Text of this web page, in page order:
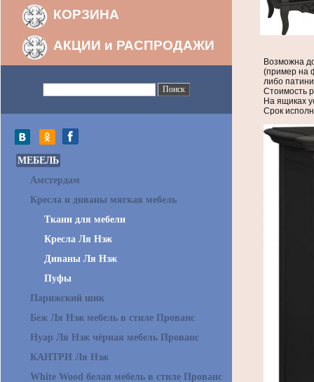
КОРЗИНА
АКЦИИ и РАСПРОДАЖИ
МЕБЕЛЬ
Амстердам
Кресла и диваны мягкая мебель
Ткани для мебели
Кресла Ля Нэж
Диваны Ля Нэж
Пуфы
Парижский шик
Беж Ля Нэж мебель в стиле Прованс
Нуар Ля Нэж чёрная мебель Прованс
КАНТРИ Ля Нэж
White Wood белая мебель в стиле Прованс
Возможна
(пример на
либо
Стоимость
На ящиках
Срок